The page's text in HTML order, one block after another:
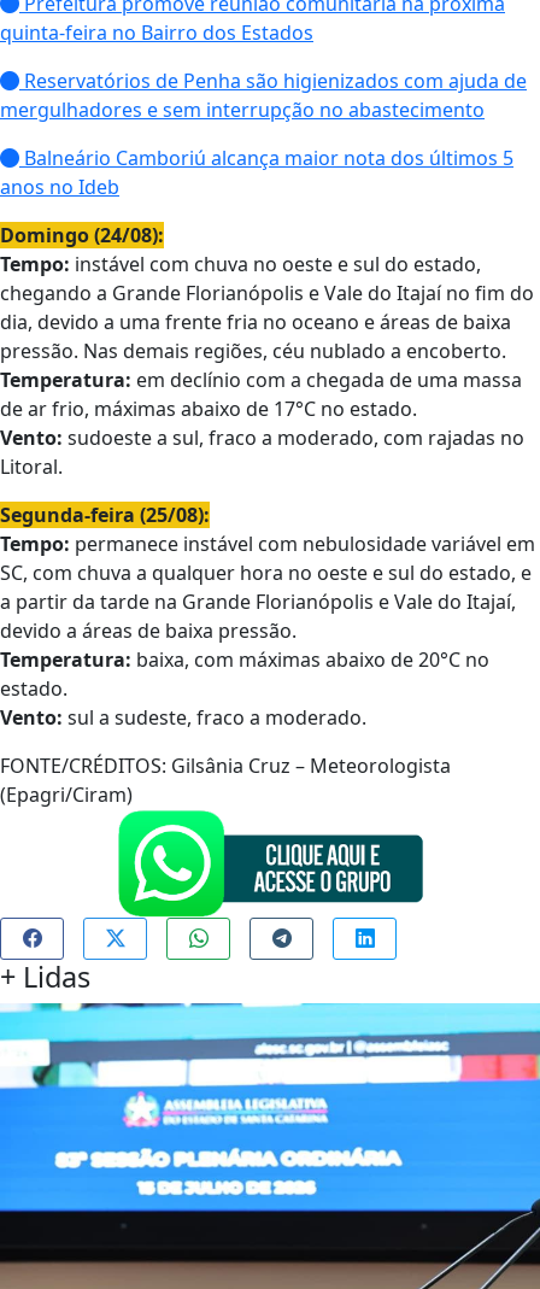
quinta-feira no Bairro dos Estados
Reservatórios de Penha são higienizados com ajuda de
mergulhadores e sem interrupção no abastecimento
Balneário Camboriú alcança maior nota dos últimos 5
anos no Ideb
Domingo (24/08):
Tempo: instável com chuva no oeste e sul do estado,
chegando a Grande Florianópolis e Vale do Itajaí no fim do
dia, devido a uma frente fria no oceano e áreas de baixa
pressão. Nas demais regiões, céu nublado a encoberto.
Temperatura: em declínio com a chegada de uma massa
de ar frio, máximas abaixo de 17°C no estado.
Vento: sudoeste a sul, fraco a moderado, com rajadas no
Litoral.
Segunda-feira (25/08):
Tempo: permanece instável com nebulosidade variável em
SC, com chuva a qualquer hora no oeste e sul do estado, e
a partir da tarde na Grande Florianópolis e Vale do Itajaí,
devido a áreas de baixa pressão.
Temperatura: baixa, com máximas abaixo de 20°C no
estado.
Vento: sul a sudeste, fraco a moderado.
FONTE/CRÉDITOS: Gilsânia Cruz – Meteorologista
(Epagri/Ciram)
+ Lidas